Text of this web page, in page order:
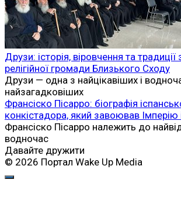
Друзи: історія, віровчення та традиції
релігійної громади Близького Сходу
Друзи — одна з найцікавіших і
найзагадковіших
Франсіско Пісарро: біографія
конкістадора, який завоював Імперію
Франсіско Пісарро належить до
водночас
Давайте дружити
© 2026 Портал Wake Up Media